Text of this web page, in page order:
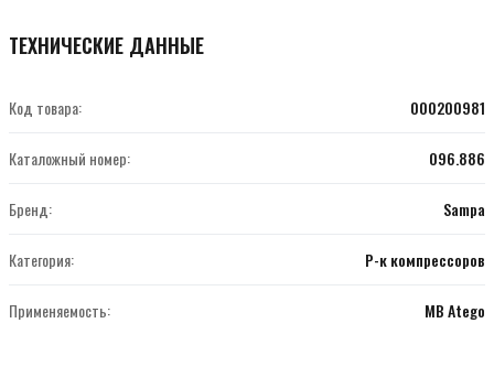
ТЕХНИЧЕСКИЕ ДАННЫЕ
Код товара: 000200981
Каталожный номер: 096.886
Бренд: Sampa
Категория: Р-к компрессоров
Применяемость: MB Atego